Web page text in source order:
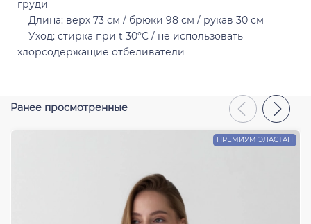
груди
Длина: верх 73 см / брюки 98 см / рукав 30 см
Уход: стирка при t 30°C / не использовать
хлорсодержащие отбеливатели
Ранее просмотренные
ПРЕМИУМ ЭЛАСТАН